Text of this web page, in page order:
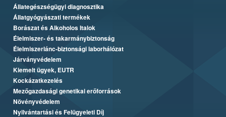
Állategészségügyi diagnosztika
Állatgyógyászati termékek
Borászat és Alkoholos Italok
Élelmiszer- és takarmánybiztonság
Élelmiszerlánc-biztonsági laborhálózat
Járványvédelem
Kiemelt ügyek, EUTR
Kockázatkezelés
Mezőgazdasági genetikai erőforrások
Növényvédelem
Nyilvántartási és Felügyeleti Díj